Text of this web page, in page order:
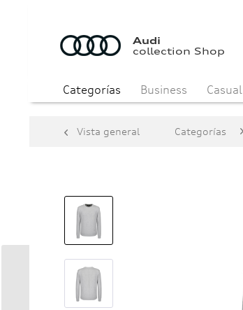
Audi
collection Shop
Categorías Business Casual
Vista general Categorías